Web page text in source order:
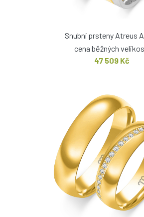
Snubní prsteny Atreus
cena běžných
47 509 Kč